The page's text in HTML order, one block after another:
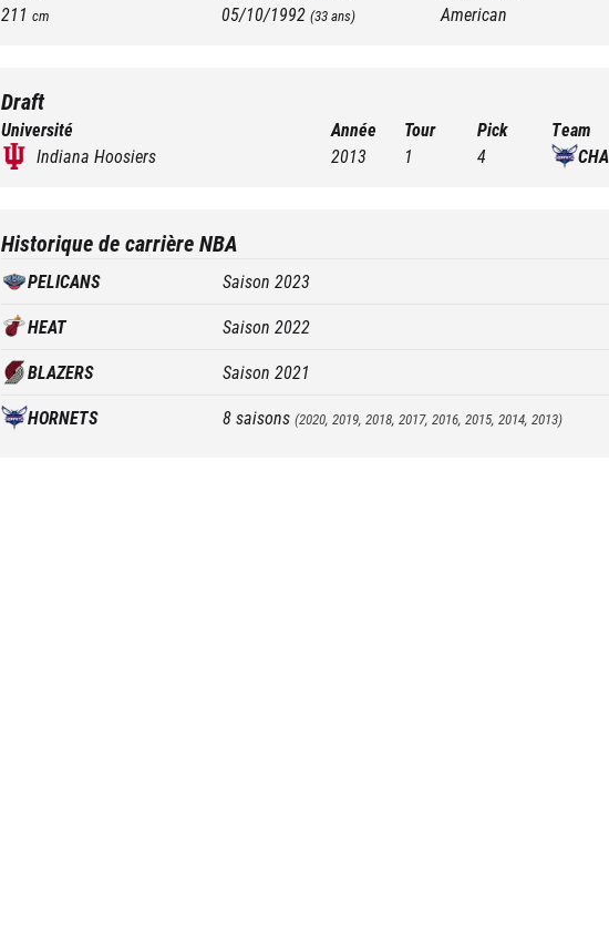
211 cm
05/10/1992 (33ans)
American
Draft
Université
Indiana Hoosiers
Année
2013
Tour
1
Pick
4
Team
CHA
Historique de carrière NBA
PELICANS Saison 2023
HEAT
Saison 2022
BLAZERS
Saison 2021
HORNETS
8saisons (2020, 2019, 2018, 2017, 2016, 2015, 2014, 2013)